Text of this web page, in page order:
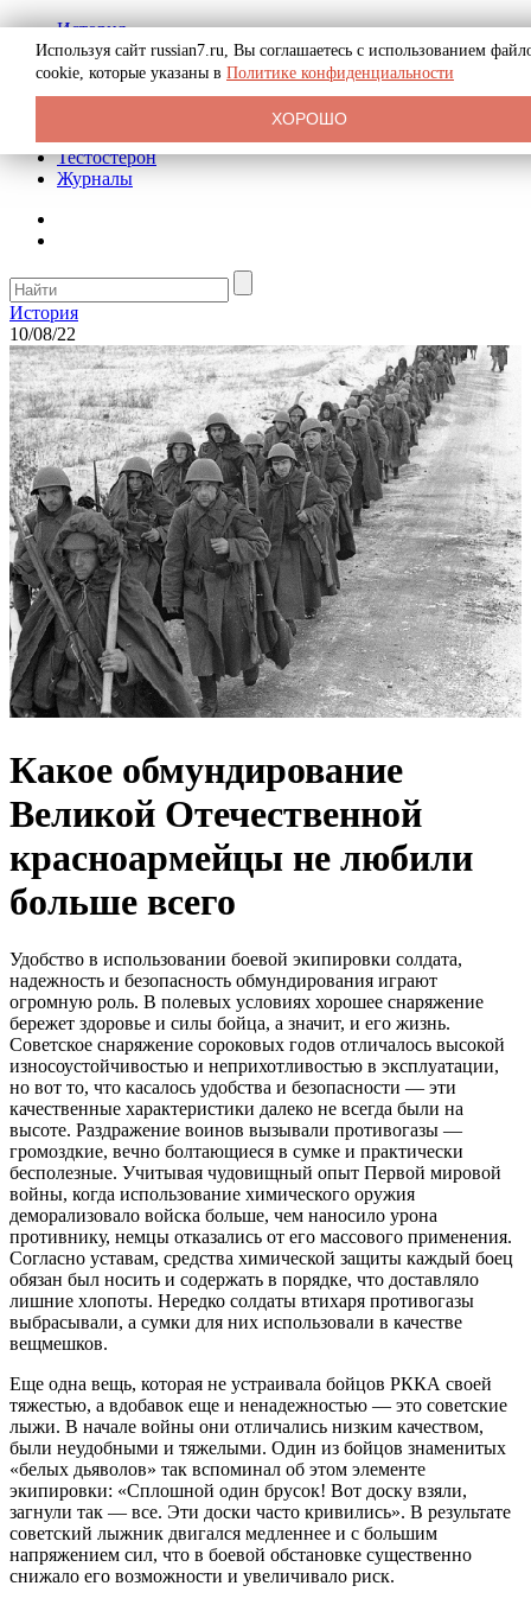
История
Биография
Криминал
Реклама на сайте
Тестостерон
Журналы
История
10/08/22
Какое обмундирование
Великой Отечественной
красноармейцы не любили
больше всего
Удобство в использовании боевой экипировки солдата,
надежность и безопасность обмундирования играют
огромную роль. В полевых условиях хорошее снаряжение
бережет здоровье и силы бойца, а значит, и его жизнь.
Советское снаряжение сороковых годов отличалось высокой
износоустойчивостью и неприхотливостью в эксплуатации,
но вот то, что касалось удобства и безопасности — эти
качественные характеристики далеко не всегда были на
высоте. Раздражение воинов вызывали противогазы —
громоздкие, вечно болтающиеся в сумке и практически
бесполезные. Учитывая чудовищный опыт Первой мировой
войны, когда использование химического оружия
деморализовало войска больше, чем наносило урона
противнику, немцы отказались от его массового применения.
Согласно уставам, средства химической защиты каждый боец
обязан был носить и содержать в порядке, что доставляло
лишние хлопоты. Нередко солдаты втихаря противогазы
выбрасывали, а сумки для них использовали в качестве
вещмешков.
Еще одна вещь, которая не устраивала бойцов РККА своей
тяжестью, а вдобавок еще и ненадежностью — это советские
лыжи. В начале войны они отличались низким качеством,
были неудобными и тяжелыми. Один из бойцов знаменитых
«белых дьяволов» так вспоминал об этом элементе
экипировки: «Сплошной один брусок! Вот доску взяли,
загнули так — все. Эти доски часто кривились». В результате
советский лыжник двигался медленнее и с большим
напряжением сил, что в боевой обстановке существенно
снижало его возможности и увеличивало риск.
Используя сайт russian7.ru, Вы соглашаетесь с использованием
cookie, которые указаны в Политике конфиденциальности
ХОРОШО